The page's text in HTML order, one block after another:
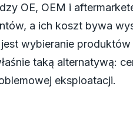
OE, OEM i
a ich koszt bywa
wybieranie
taką alternatywą:
eksploatacji.